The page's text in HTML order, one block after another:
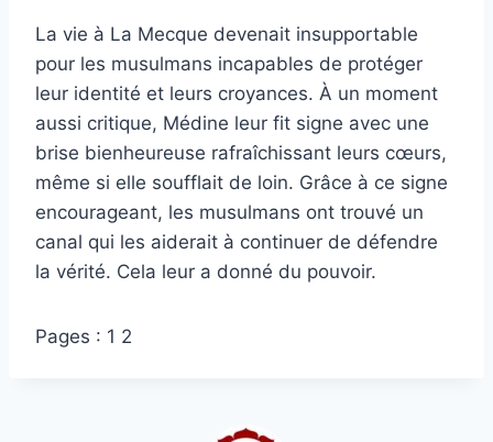
La vie à La Mecque devenait insupportable
pour les musulmans incapables de protéger
leur identité et leurs croyances. À un moment
aussi critique, Médine leur fit signe avec une
brise bienheureuse rafraîchissant leurs cœurs,
même si elle soufflait de loin. Grâce à ce signe
encourageant, les musulmans ont trouvé un
canal qui les aiderait à continuer de défendre
la vérité. Cela leur a donné du pouvoir.
Pages : 1 2